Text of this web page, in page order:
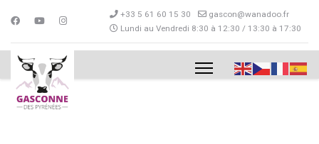
+33 5 61 60 15 30
gascon@wanadoo.fr
Lundi au Vendredi 8:30 à 12:30 / 13:30 à 17:30